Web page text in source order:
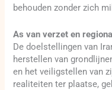
behouden zonder zich
As van verzet en
De doelstellingen van
herstellen van
en het veiligstellen van
realiteiten ter plaatse,